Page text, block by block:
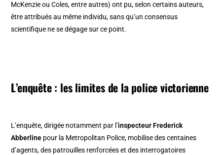
McKenzie ou Coles, entre autres) ont pu, selon certains auteurs,
être attribués au même individu, sans qu’un consensus
scientifique ne se dégage sur ce point.
L’enquête : les limites de la police victorienne
L’enquête, dirigée notamment par l’inspecteur Frederick
Abberline pour la Metropolitan Police, mobilise des centaines
d’agents, des patrouilles renforcées et des interrogatoires